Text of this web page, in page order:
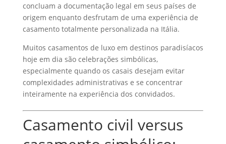
concluam a documentação legal em seus países de
origem enquanto desfrutam de uma experiência de
casamento totalmente personalizada na Itália.
Muitos casamentos de luxo em destinos paradisíacos
hoje em dia são celebrações simbólicas,
especialmente quando os casais desejam evitar
complexidades administrativas e se concentrar
inteiramente na experiência dos convidados.
Casamento civil versus